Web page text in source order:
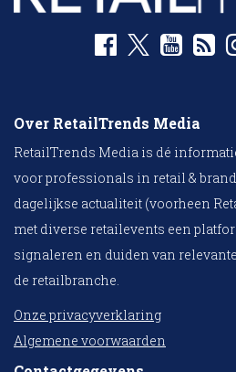
Over RetailTrends Media
RetailTrends Media is dé
voor professionals in retail &
dagelijkse actualiteit (voorheen
met diverse retailevents een
signaleren en duiden van
de retailbranche.
Onze privacyverklaring
Algemene voorwaarden